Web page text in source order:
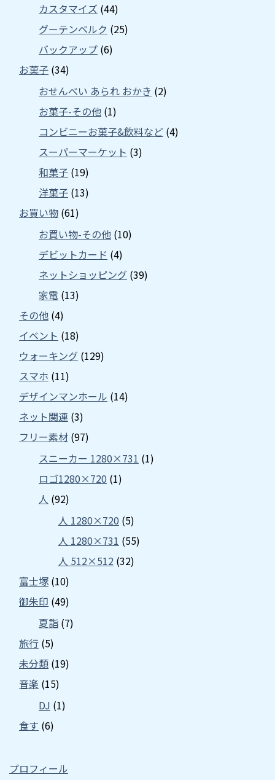
カスタマイズ (44)
グーテンベルク (25)
バックアップ (6)
お菓子 (34)
おせんべい あられ おかき (2)
お菓子-その他 (1)
コンビニーお菓子&飲料など (4)
スーパーマーケット (3)
和菓子 (19)
洋菓子 (13)
お買い物 (61)
お買い物-その他 (10)
デビットカード (4)
ネットショッピング (39)
家電 (13)
その他 (4)
イベント (18)
ウォーキング (129)
スマホ (11)
デザインマンホール (14)
ネット関連 (3)
フリー素材 (97)
スニーカー 1280×731 (1)
ロゴ1280×720 (1)
人 (92)
人 1280×720 (5)
人 1280×731 (55)
人 512×512 (32)
富士塚 (10)
御朱印 (49)
夏詣 (7)
旅行 (5)
未分類 (19)
音楽 (15)
DJ (1)
食す (6)
プロフィール